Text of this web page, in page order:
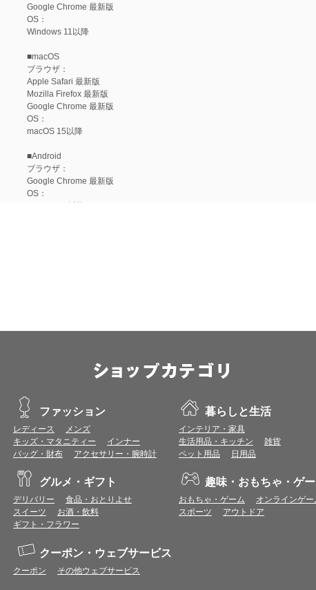
Google Chrome 最新版
OS：
Windows 11以降
■macOS
ブラウザ：
Apple Safari 最新版
Mozilla Firefox 最新版
Google Chrome 最新版
OS：
macOS 15以降
■Android
ブラウザ：
Google Chrome 最新版
OS：
Android 15以降
ます。
＜CookieやJavaScriptについて＞
ポイント付与につきまして
ワールドプレゼントのポイント通常1倍分に加え、上乗せとなる1〜19倍分のポ
ントとして付与いたします。
プレミアムポイント付与の対象は、商品代金のみ（税・送料等を除く）となりま
プレミアムポイントの付与予定時期は、カードご利用代金のご請求月と異なる
とに異なりますので、各ショップのショップ詳細ページにてご確認ください。
200円のご利用につき1ポイントとして計算されるため、一部の法人カード等に
が異なる場合があります。
対象サイトにアクセス後、カード決済前に別サイトにアクセスした場合は、ポ
商品をキャンセル・返品した場合は、プレミアムポイント付与の対象となりませ
同一ショップで複数回ご利用される場合は、1回のご利用ごとにポイントUPモ
プレミアムポイントはワールドプレゼントのポイントとして景品等に交換できま
ファッション
レディース
メンズ
キッズ・マタニティー
インナー
バッグ・財布
アクセサリー・腕時計
暮らしと生活
インテリア・家具
生活用品・キッチン
雑貨
ペット用品
日用品
グルメ・ギフト
デリバリー
食品・おとりよせ
スイーツ
お酒・飲料
ギフト・フラワー
趣味・おもちゃ・ゲ
おもちゃ・ゲーム
オンラインゲー
スポーツ
アウトドア
クーポン・ウェブサービス
クーポン その他ウェブサービス